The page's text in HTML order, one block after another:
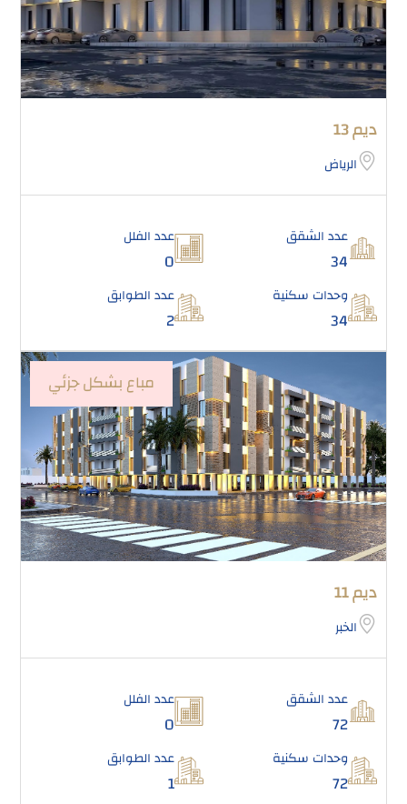
ديم 13
الرياض
عدد الشقق
34
عدد الفلل
0
وحدات سكنية
34
عدد الطوابق
2
مباع بشكل جزئي
ديم 11
الخبر
عدد الشقق
72
عدد الفلل
0
وحدات سكنية
72
عدد الطوابق
1